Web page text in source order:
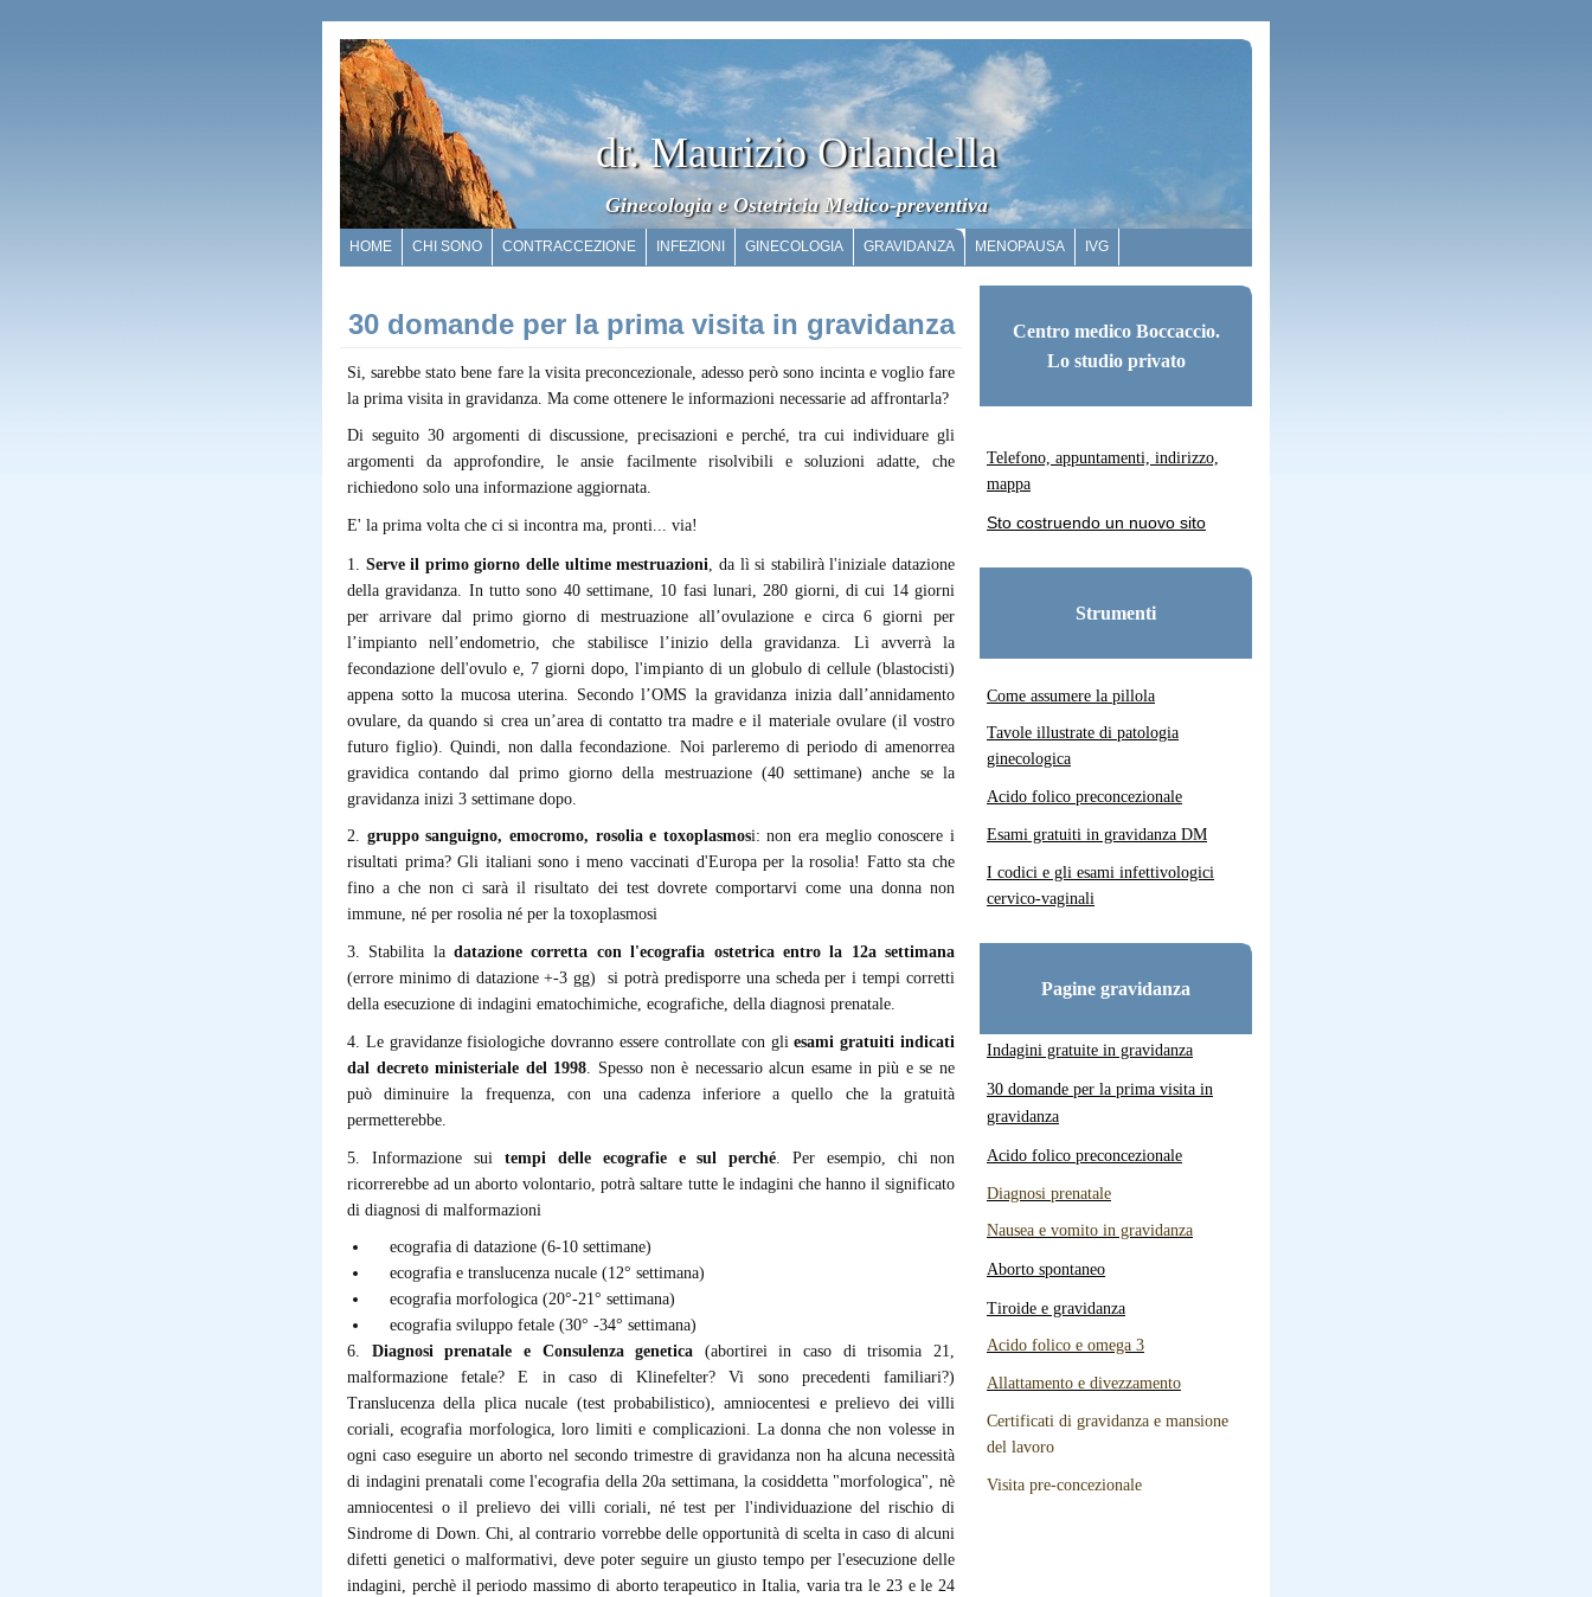
dr. Maurizio Orlandella
Ginecologia e Ostetricia Medico-preventiva
HOME CHI SONO CONTRACCEZIONE INFEZIONI GINECOLOGIA GRAVIDANZA MENOPAUSA IVG
Centro medico Boccaccio.
Lo studio privato
Telefono, appuntamenti, indirizzo,
mappa
Sto costruendo un nuovo sito
Strumenti
Come assumere la pillola
Tavole illustrate di patologia
ginecologica
Acido folico preconcezionale
Esami gratuiti in gravidanza DM
I codici e gli esami infettivologici
cervico-vaginali
Pagine gravidanza
Indagini gratuite in gravidanza
30 domande per la prima visita in
gravidanza
Acido folico preconcezionale
Diagnosi prenatale
Nausea e vomito in gravidanza
Aborto spontaneo
Tiroide e gravidanza
Acido folico e omega 3
Allattamento e divezzamento
Certificati di gravidanza e mansione
del lavoro
Visita pre-concezionale
30 domande per la prima visita in gravidanza
Si, sarebbe stato bene fare la visita preconcezionale, adesso però sono incinta e voglio fare
la prima visita in gravidanza. Ma come ottenere le informazioni necessarie ad affrontarla?
Di seguito 30 argomenti di discussione, precisazioni e perché, tra cui individuare gli
argomenti da approfondire, le ansie facilmente risolvibili e soluzioni adatte, che
richiedono solo una informazione aggiornata.
E' la prima volta che ci si incontra ma, pronti... via!
1. Serve il primo giorno delle ultime mestruazioni , da lì si stabilirà l'iniziale datazione
della gravidanza. In tutto sono 40 settimane, 10 fasi lunari, 280 giorni, di cui 14 giorni
per arrivare dal primo giorno di mestruazione all’ovulazione e circa 6 giorni per
l’impianto nell’endometrio, che stabilisce l’inizio della gravidanza. Lì avverrà la
fecondazione dell'ovulo e, 7 giorni dopo, l'impianto di un globulo di cellule (blastocisti)
appena sotto la mucosa uterina. Secondo l’OMS la gravidanza inizia dall’annidamento
ovulare, da quando si crea un’area di contatto tra madre e il materiale ovulare (il vostro
futuro figlio). Quindi, non dalla fecondazione. Noi parleremo di periodo di amenorrea
gravidica contando dal primo giorno della mestruazione (40 settimane) anche se la
gravidanza inizi 3 settimane dopo.
2. gruppo sanguigno, emocromo, rosolia e toxoplasmosi: non era meglio conoscere i
risultati prima? Gli italiani sono i meno vaccinati d'Europa per la rosolia! Fatto sta che
fino a che non ci sarà il risultato dei test dovrete comportarvi come una donna non
immune, né per rosolia né per la toxoplasmosi
3. Stabilita ladatazione corretta con l'ecografia ostetrica entro la 12a settimana
(errore minimo di datazione +-3 gg) si potrà predisporre una scheda per i tempi corretti
della esecuzione di indagini ematochimiche, ecografiche, della diagnosi prenatale.
4. Le gravidanze fisiologiche dovranno essere controllate con gliesami gratuiti indicati
dal decreto ministeriale del 1998 . Spesso non è necessario alcun esame in più e se ne
può diminuire la frequenza, con una cadenza inferiore a quello che la gratuità
permetterebbe.
5. Informazione sui tempi delle ecografie e sul perché . Per esempio, chi non
ricorrerebbe ad un aborto volontario, potrà saltare tutte le indagini che hanno il significato
di diagnosi di malformazioni
ecografia di datazione (6-10 settimane)
ecografia e translucenza nucale (12° settimana)
ecografia morfologica (20°-21° settimana)
ecografia sviluppo fetale (30° -34° settimana)
6. Diagnosi prenatale e Consulenza genetica (abortirei in caso di trisomia 21,
malformazione fetale? E in caso di Klinefelter? Vi sono precedenti familiari?)
Translucenza della plica nucale (test probabilistico), amniocentesi e prelievo dei villi
coriali, ecografia morfologica, loro limiti e complicazioni. La donna che non volesse in
ogni caso eseguire un aborto nel secondo trimestre di gravidanza non ha alcuna necessità
di indagini prenatali come l'ecografia della 20a settimana, la cosiddetta "morfologica", nè
amniocentesi o il prelievo dei villi coriali, né test per l'individuazione del rischio di
Sindrome di Down. Chi, al contrario vorrebbe delle opportunità di scelta in caso di alcuni
difetti genetici o malformativi, deve poter seguire un giusto tempo per l'esecuzione delle
indagini, perchè il periodo massimo di aborto terapeutico in Italia, varia tra le 23 e le 24